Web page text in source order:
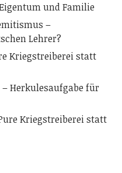
und Familie
–
Lehrer?
Kriegstreiberei statt
Herkulesaufgabe für
Kriegstreiberei statt